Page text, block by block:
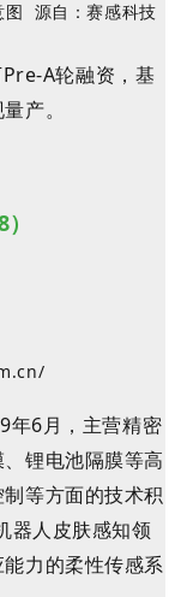
图 源自：赛感科技
A轮融资，基
量产。
）
年6月，主营精密
锂电池隔膜等高
等方面的技术积
器人皮肤感知领
力的柔性传感系